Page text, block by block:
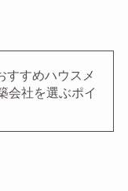
すすめハウスメ
会社を選ぶポイ